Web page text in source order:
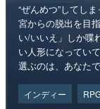
“ぜんめつ”してし
宮からの脱出を目
い/いいえ」しか喋
い人形になってい
選ぶのは、あなたで
インディー